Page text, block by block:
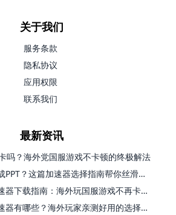
关于我们
服务条款
隐私协议
应用权限
联系我们
最新资讯
吗？海外党国服游戏不卡顿的终极解法
海外党打枪神纪卡成PPT？这篇加速器选择指南帮你丝滑上分
美国打我的起源加速器下载指南：海外玩国服游戏不再卡的终极方案
江南百景图国外加速器有哪些？海外玩家亲测好用的选择与避坑指南